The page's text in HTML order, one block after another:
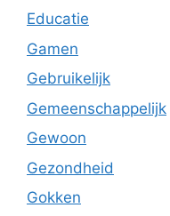
Educatie
Gamen
Gebruikelijk
Gemeenschappelijk
Gewoon
Gezondheid
Gokken